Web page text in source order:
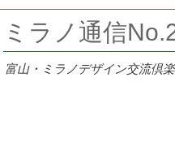
ミラノ通信
富山・ミラノデザイン交流倶